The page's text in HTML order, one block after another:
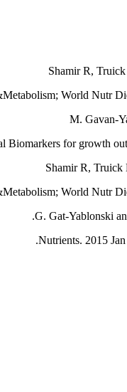
Shamir R,
World Nutr
M. Gavan-
Biomarkers for growth
World Nutr
G. Gat-Yablonski
Nutrients. 2015